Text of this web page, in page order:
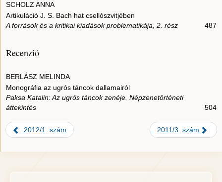
SCHOLZ ANNA
Artikuláció J. S. Bach hat csellószvitjében
A források és a kritikai kiadások problematikája, 2. rész
487
Recenzió
BERLÁSZ MELINDA
Monográfia az ugrós táncok dallamairól
Paksa Katalin: Az ugrós táncok zenéje. Népzenetörténeti
áttekintés
504
2012/1. szám 2011/3. szám